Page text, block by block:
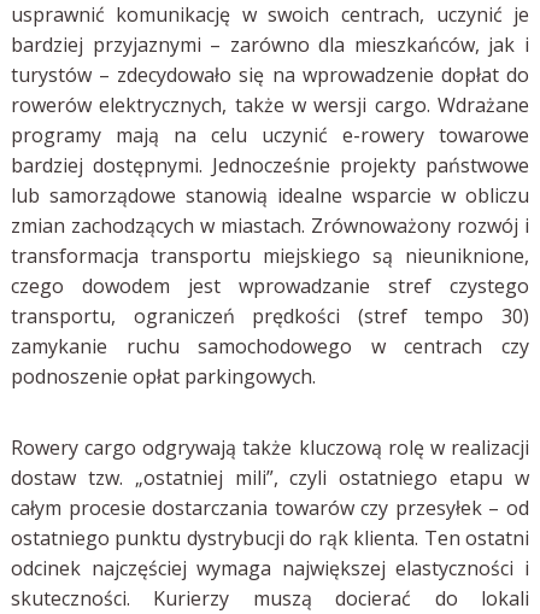
usprawnić komunikację w swoich centrach, uczynić je
bardziej przyjaznymi – zarówno dla mieszkańców, jak i
turystów – zdecydowało się na wprowadzenie dopłat do
rowerów elektrycznych, także w wersji cargo. Wdrażane
programy mają na celu uczynić e-rowery towarowe
bardziej dostępnymi. Jednocześnie projekty państwowe
lub samorządowe stanowią idealne wsparcie w obliczu
zmian zachodzących w miastach. Zrównoważony rozwój i
transformacja transportu miejskiego są nieuniknione,
czego dowodem jest wprowadzanie stref czystego
transportu, ograniczeń prędkości (stref tempo 30)
zamykanie ruchu samochodowego w centrach czy
podnoszenie opłat parkingowych.
Rowery cargo odgrywają także kluczową rolę w realizacji
dostaw tzw. „ostatniej mili”, czyli ostatniego etapu w
całym procesie dostarczania towarów czy przesyłek – od
ostatniego punktu dystrybucji do rąk klienta. Ten ostatni
odcinek najczęściej wymaga największej elastyczności i
skuteczności. Kurierzy muszą docierać do lokali